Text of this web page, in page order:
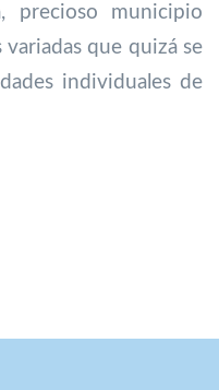
precioso municipio
que quizá se
individuales de